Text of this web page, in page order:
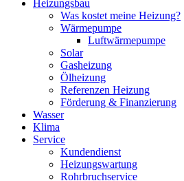
Heizungsbau
Was kostet meine Heizung?
Wärmepumpe
Luftwärmepumpe
Solar
Gasheizung
Ölheizung
Referenzen Heizung
Förderung & Finanzierung
Wasser
Klima
Service
Kundendienst
Heizungswartung
Rohrbruchservice